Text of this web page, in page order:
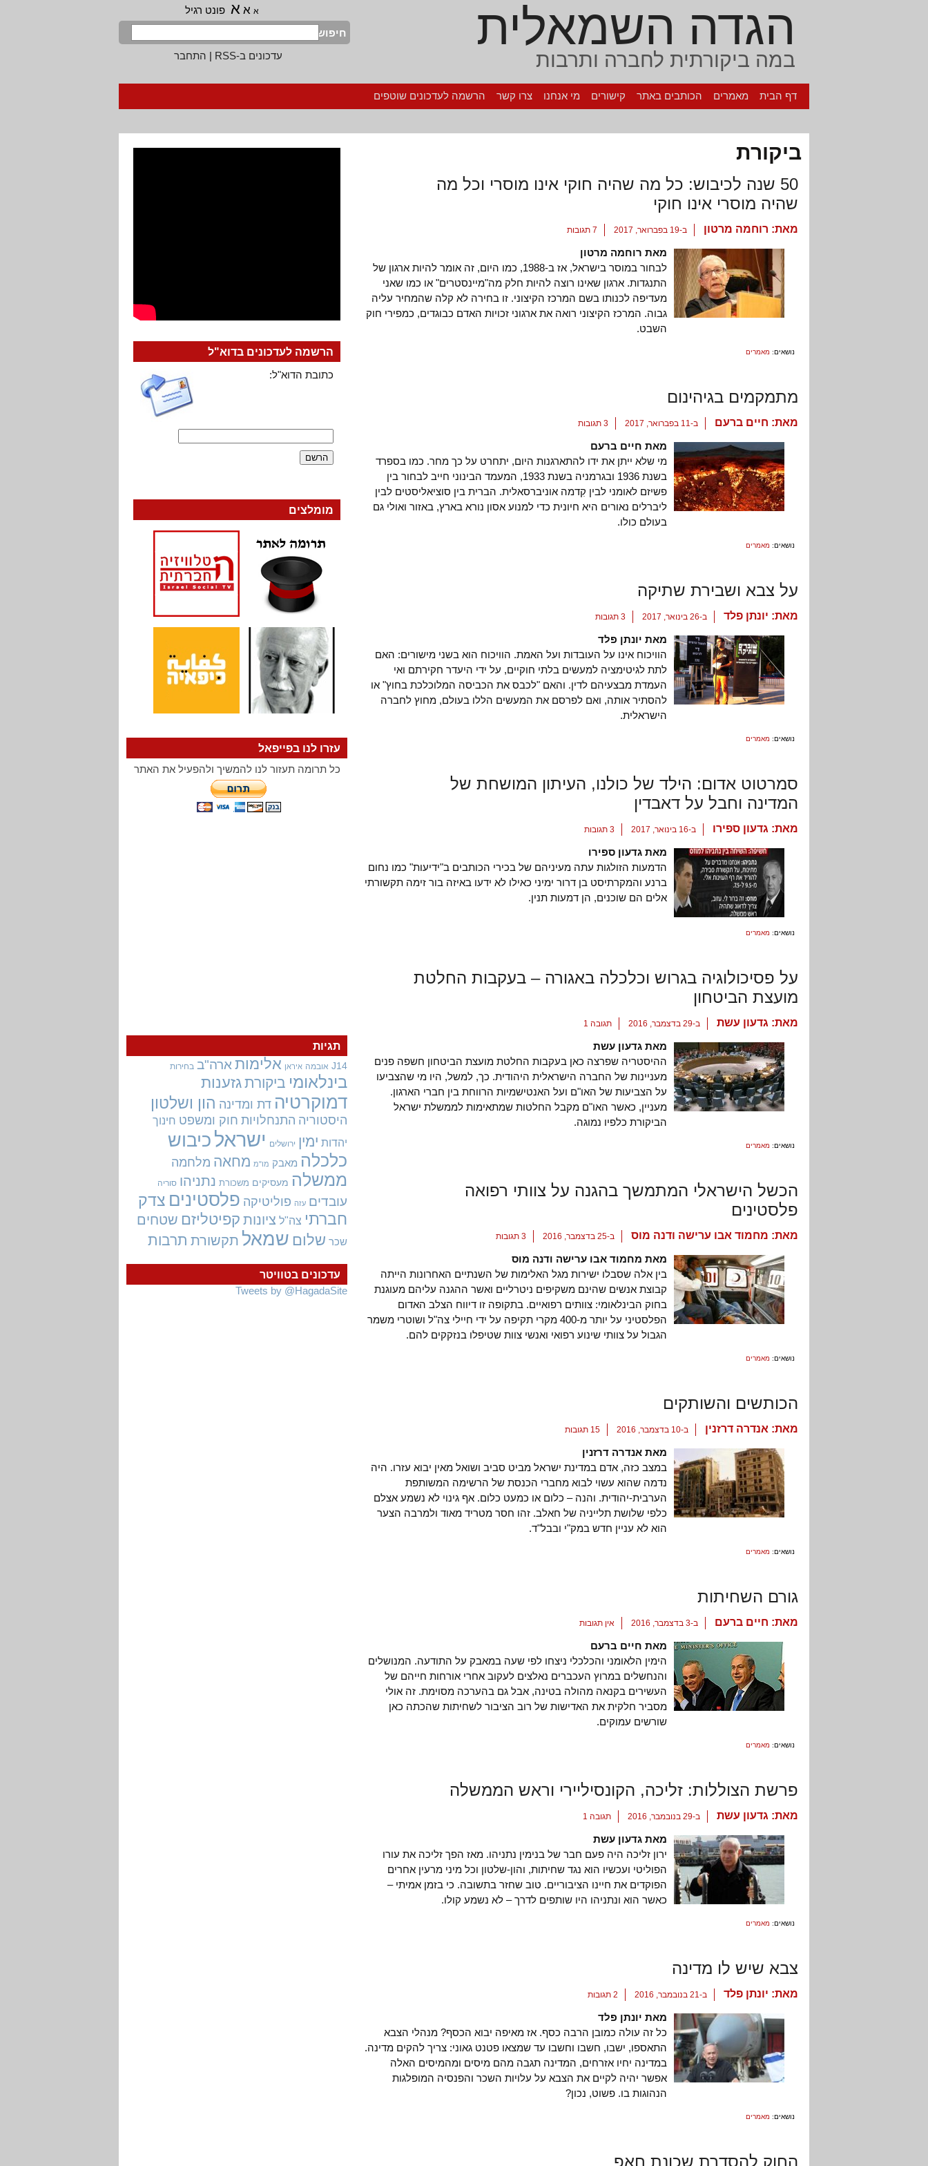
הגדה השמאלית
במה ביקורתית לחברה ותרבות
א א א פונט רגיל
חיפוש
עדכונים ב-RSS
| התחבר
דף הבית מאמרים הכותבים באתר קישורים מי אנחנו צרו קשר הרשמה לעדכונים שוטפים
ביקורת
50 שנה לכיבוש: כל מה שהיה חוקי אינו מוסרי וכל מה
שהיה מוסרי אינו חוקי
מאת: רוחמה מרטון ב-19 בפברואר, 2017 7 תגובות
מאת רוחמה מרטון
לבחור במוסר בישראל, אז ב-1988, כמו היום, זה אומר להיות ארגון של
התנגדות. ארגון שאינו רוצה להיות חלק מה"מיינסטרים" או כמו שאני
מעדיפה לכנותו בשם המרכז הקיצוני. זו בחירה לא קלה שהמחיר עליה
גבוה. המרכז הקיצוני רואה את ארגוני זכויות האדם כבוגדים, כמפירי חוק
השבט.
נושאים: מאמרים
מתמקמים בגיהינום
מאת: חיים ברעם ב-11 בפברואר, 2017 3 תגובות
מאת חיים ברעם
מי שלא ייתן את ידו להתארגנות היום, יתחרט על כך מחר. כמו בספרד
בשנת 1936 ובגרמניה בשנת 1933, המעמד הבינוני חייב לבחור בין
פשיזם לאומני לבין קִדמה אוניברסאלית. הברית בין סוציאליסטים לבין
ליברלים נאורים היא חיונית כדי למנוע אסון נורא בארץ, באזור ואולי גם
בעולם כולו.
נושאים: מאמרים
על צבא ושבירת שתיקה
מאת: יונתן פלד ב-26 בינואר, 2017 3 תגובות
מאת יונתן פלד
הוויכוח אינו על העובדות ועל האמת. הוויכוח הוא בשני מישורים: האם
לתת לגיטימציה למעשים בלתי חוקיים, על ידי היעדר חקירתם ואי
העמדת מבצעיהם לדין. והאם "לכבס את הכביסה המלוכלכת בחוץ" או
להסתיר אותה, ואם לפרסם את המעשים הללו בעולם, מחוץ לחברה
הישראלית.
נושאים: מאמרים
סמרטוט אדום: הילד של כולנו, העיתון המושחת של
המדינה וחבל על דאבדין
מאת: גדעון ספירו ב-16 בינואר, 2017 3 תגובות
מאת גדעון ספירו
הדמעות הזולגות עתה מעיניהם של בכירי הכותבים ב"ידיעות" כמו נחום
ברנע והמקרתיסט בן דרור ימיני כאילו לא ידעו באיזה בור זימה תקשורתי
אלים הם שוכנים, הן דמעות תנין.
נושאים: מאמרים
על פסיכולוגיה בגרוש וכלכלה באגורה – בעקבות החלטת
מועצת הביטחון
מאת: גדעון עשת ב-29 בדצמבר, 2016 תגובה 1
מאת גדעון עשת
ההיסטריה שפרצה כאן בעקבות החלטת מועצת הביטחון חשפה פנים
מעניינות של החברה הישראלית היהודית. כך, למשל, היו מי שהצביעו
על הצביעות של האו"ם ועל האנטישמיות הרווחת בין חברי הארגון.
מעניין, כאשר האו"ם מקבל החלטות שמתאימות לממשלת ישראל
הביקורת כלפיו נמוגה.
נושאים: מאמרים
הכשל הישראלי המתמשך בהגנה על צוותי רפואה
פלסטינים
מאת: מחמוד אבו ערישה ודנה מוס ב-25 בדצמבר, 2016 3 תגובות
מאת מחמוד אבו ערישה ודנה מוס
בין אלה שסבלו ישירות מגל האלימות של השנתיים האחרונות הייתה
קבוצת אנשים שהינם משקיפים ניטרליים ואשר ההגנה עליהם מעוגנת
בחוק הבינלאומי: צוותים רפואיים. בתקופה זו דיווח הצלב האדום
הפלסטיני על יותר מ-400 מקרי תקיפה על ידי חיילי צה"ל ושוטרי משמר
הגבול על צוותי שינוע רפואי ואנשי צוות שטיפלו בנזקקים להם.
נושאים: מאמרים
הכותשים והשותקים
מאת: אנדרה דרזנין ב-10 בדצמבר, 2016 15 תגובות
מאת אנדרה דרזנין
במצב כזה, אדם במדינת ישראל מביט סביב ושואל מאין יבוא עזרו. היה
נדמה שהוא עשוי לבוא מחברי הכנסת של הרשימה המשותפת
הערבית-יהודית. והנה – כלום או כמעט כלום. אף גינוי לא נשמע אצלם
כלפי שלושת תלייניה של חאלב. זהו חסר מטריד מאוד ולמרבה הצער
הוא לא עניין חדש במק"י ובבל"ד.
נושאים: מאמרים
גורם השחיתות
מאת: חיים ברעם ב-3 בדצמבר, 2016 אין תגובות
מאת חיים ברעם
הימין הלאומני והכלכלי ניצחו לפי שעה במאבק על התודעה. המנושלים
והנחשלים במרוץ העכברים נאלצים לעקוב אחרי אורחות חייהם של
העשירים בקנאה מהולה בטינה, אבל גם בהערכה מסוימת. זה אולי
מסביר חלקית את האדישות של רוב הציבור לשחיתות שהכתה כאן
שורשים עמוקים.
נושאים: מאמרים
פרשת הצוללות: זליכה, הקונסיליירי וראש הממשלה
מאת: גדעון עשת ב-29 בנובמבר, 2016 תגובה 1
מאת גדעון עשת
ירון זליכה היה פעם חבר של בנימין נתניהו. מאז הפך זליכה את עורו
הפוליטי ועכשיו הוא נגד שחיתות, והון-שלטון וכל מיני מרעין אחרים
הפוקדים את חיינו הציבוריים. טוב שחזר בתשובה. כי בזמן אמיתי –
כאשר הוא ונתניהו היו שותפים לדרך – לא נשמע קולו.
נושאים: מאמרים
צבא שיש לו מדינה
מאת: יונתן פלד ב-21 בנובמבר, 2016 2 תגובות
מאת יונתן פלד
כל זה עולה כמובן הרבה כסף. אז מאיפה יבוא הכסף? מנהלי הצבא
התאספו, ישבו, חשבו וחשבו עד שמצאו פטנט גאוני: צריך להקים מדינה.
במדינה יחיו אזרחים, המדינה תגבה מהם מיסים ומהמיסים האלה
אפשר יהיה לקיים את הצבא על עלויות השכר והפנסיה המופלגות
הנהוגות בו. פשוט, נכון?
נושאים: מאמרים
החוק להסדרת שכונת חאפ
הרשמה לעדכונים בדוא"ל
כתובת הדוא"ל:
מומלצים
עזרו לנו בפייפאל
כל תרומה תעזור לנו להמשיך ולהפעיל את האתר
עדכונים בטוויטר
Tweets by @HagadaSite
תגיות
J14 אובמה איראן אלימות ארה"ב בחירות
בינלאומי ביקורתגזענות
דמוקרטיה דת ומדינה הון ושלטון
היסטוריה התנחלויות חוק ומשפט חינוך
יהדות ימין ירושלים ישראל כיבוש
כלכלה מאבק מו"מ מחאה מלחמה
ממשלה מעסיקים משכורת נתניהו סוריה
עובדים עזה פוליטיקה פלסטינים צדק
חברתי צה"ל ציונות קפיטליזם שטחים
שכר שלום שמאל תקשורת תרבות